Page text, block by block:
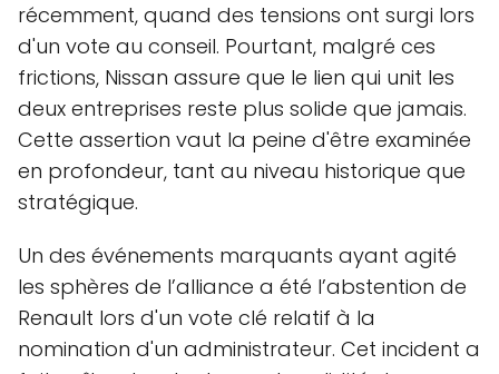
récemment, quand des tensions ont surgi lors
d'un vote au conseil. Pourtant, malgré ces
frictions, Nissan assure que le lien qui unit les
deux entreprises reste plus solide que jamais.
Cette assertion vaut la peine d'être examinée
en profondeur, tant au niveau historique que
stratégique.
Un des événements marquants ayant agité
les sphères de l’alliance a été l’abstention de
Renault lors d'un vote clé relatif à la
nomination d'un administrateur. Cet incident a